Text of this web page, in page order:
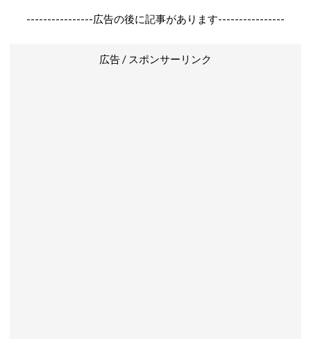
----------------広告の後に記事があります----------------
広告 / スポンサーリンク